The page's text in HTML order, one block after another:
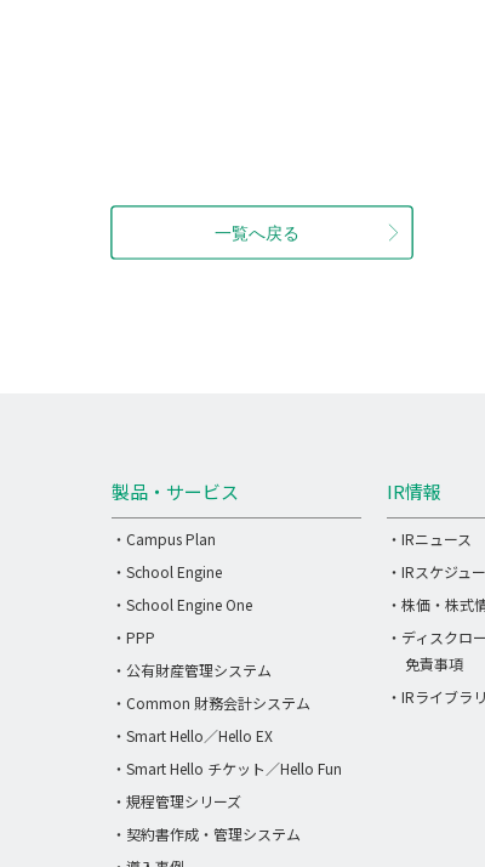
製品・サービス
・Campus Plan
・School Engine
・School Engine One
・PPP
・公有財産管理システム
・Common 財務会計システム
・Smart Hello／Hello EX
・Smart Hello チケット／Hello Fun
・規程管理シリーズ
・契約書作成・管理システム
IR情報
・IRニュース
・IRスケジュ
・株価・株式
・ディスクロ
免責事項
・IRライブラ